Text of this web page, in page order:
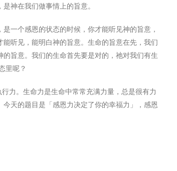
神在我们做事情上的旨意。
一个感恩的状态的时候，你才能听⻅神的旨意，
听⻅，能明白神的旨意。生命的旨意在先，我们
旨意。我们的生命首先要是对的，祂对我们有生
里呢？
力。生命力是生命中常常充满力量，总是很有力
天的题目是「感恩力决定了你的幸福力」，感恩